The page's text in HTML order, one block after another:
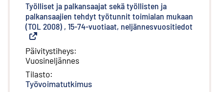
Työlliset ja palkansaajat sekä työllisten ja
palkansaajien tehdyt työtunnit toimialan mukaan
(TOL 2008) , 15-74-vuotiaat, neljännesvuositiedot
Päivitystiheys:
Vuosineljännes
Tilasto:
Työvoimatutkimus